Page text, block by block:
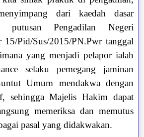
dari kaedah dasar
putusan Pengadilan Negeri
Pid/Sus/2015/PN.Pwr tanggal
yang menjadi pelapor ialah
selaku pemegang jaminan
Umum mendakwa dengan
sehingga Majelis Hakim dapat
memeriksa dan memutus
pasal yang didakwakan.